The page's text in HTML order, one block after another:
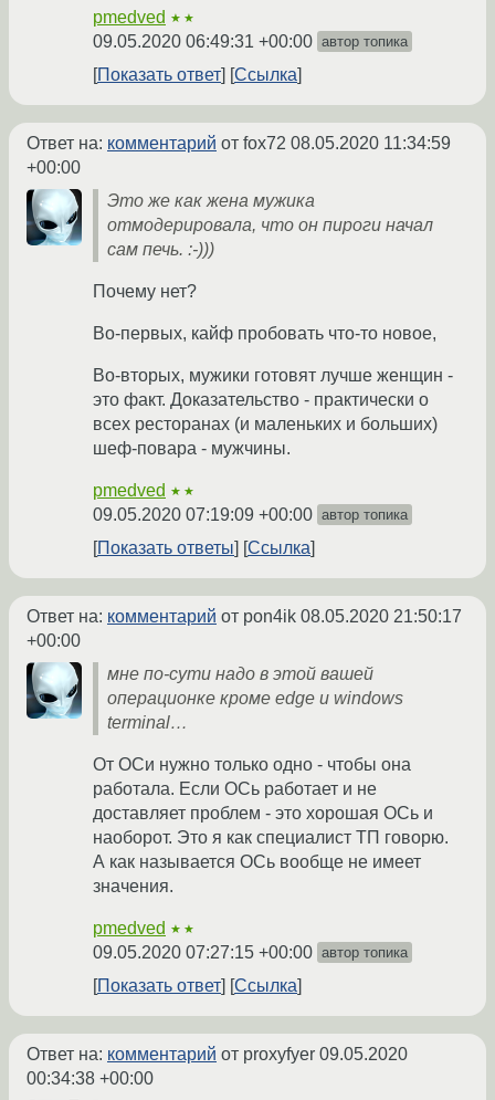
pmedved ★★
09.05.2020 06:49:31 +00:00 автор топика
Показать ответ Ссылка
Ответ на: комментарий от fox72 08.05.2020 11:34:59
+00:00
Это же как жена мужика
отмодерировала, что он пироги начал
сам печь. :-)))
Почему нет?
Во-первых, кайф пробовать что-то новое,
Во-вторых, мужики готовят лучше женщин -
это факт. Доказательство - практически о
всех ресторанах (и маленьких и больших)
шеф-повара - мужчины.
pmedved ★★
09.05.2020 07:19:09 +00:00 автор топика
Показать ответы Ссылка
Ответ на: комментарий от pon4ik 08.05.2020 21:50:17
+00:00
мне по-сути надо в этой вашей
операционке кроме edge и windows
terminal…
От ОСи нужно только одно - чтобы она
работала. Если ОСь работает и не
доставляет проблем - это хорошая ОСь и
наоборот. Это я как специалист ТП говорю.
А как называется ОСь вообще не имеет
значения.
pmedved ★★
09.05.2020 07:27:15 +00:00 автор топика
Показать ответ Ссылка
Ответ на: комментарий от proxyfyer 09.05.2020
00:34:38 +00:00